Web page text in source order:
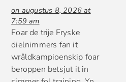
on augustus 8, 2026 at
7:59 am
Foar de trije Fryske
dielnimmers fan it
wrâldkampioenskip foar
beroppen betsjut it in